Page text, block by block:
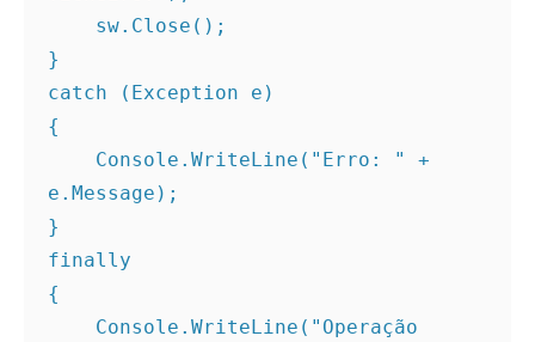
    sw.Close();
}
catch (Exception e)
{
e.Message);
}
finally
{